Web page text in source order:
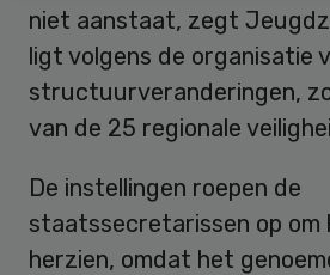
niet aanstaat, zegt
ligt volgens de organisatie
structuurveranderingen,
van de 25 regionale
De instellingen roepen de
staatssecretarissen op om
herzien, omdat het